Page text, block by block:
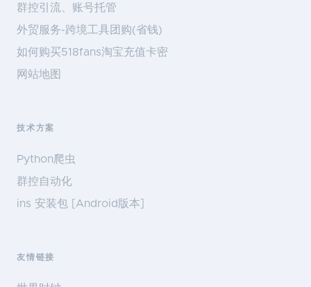
群控引流、账号托管
外贸服务-跨境工具团购(省钱)
如何购买518fans淘宝充值卡密
网站地图
技术方案
Python爬虫
群控自动化
ins 安装包 [Android版本]
友情链接